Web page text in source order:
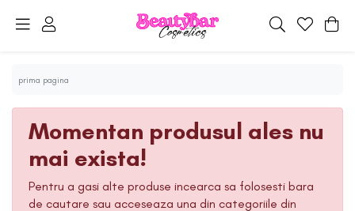
prima pagina
Momentan produsul ales nu
mai exista!
Pentru a gasi alte produse incearca sa folosesti bara
de cautare sau acceseaza una din categoriile din